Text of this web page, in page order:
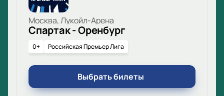
Москва, Лукойл-Арена
Спартак - Оренбург
0+ Российская Премьер Лига
Выбрать билеты